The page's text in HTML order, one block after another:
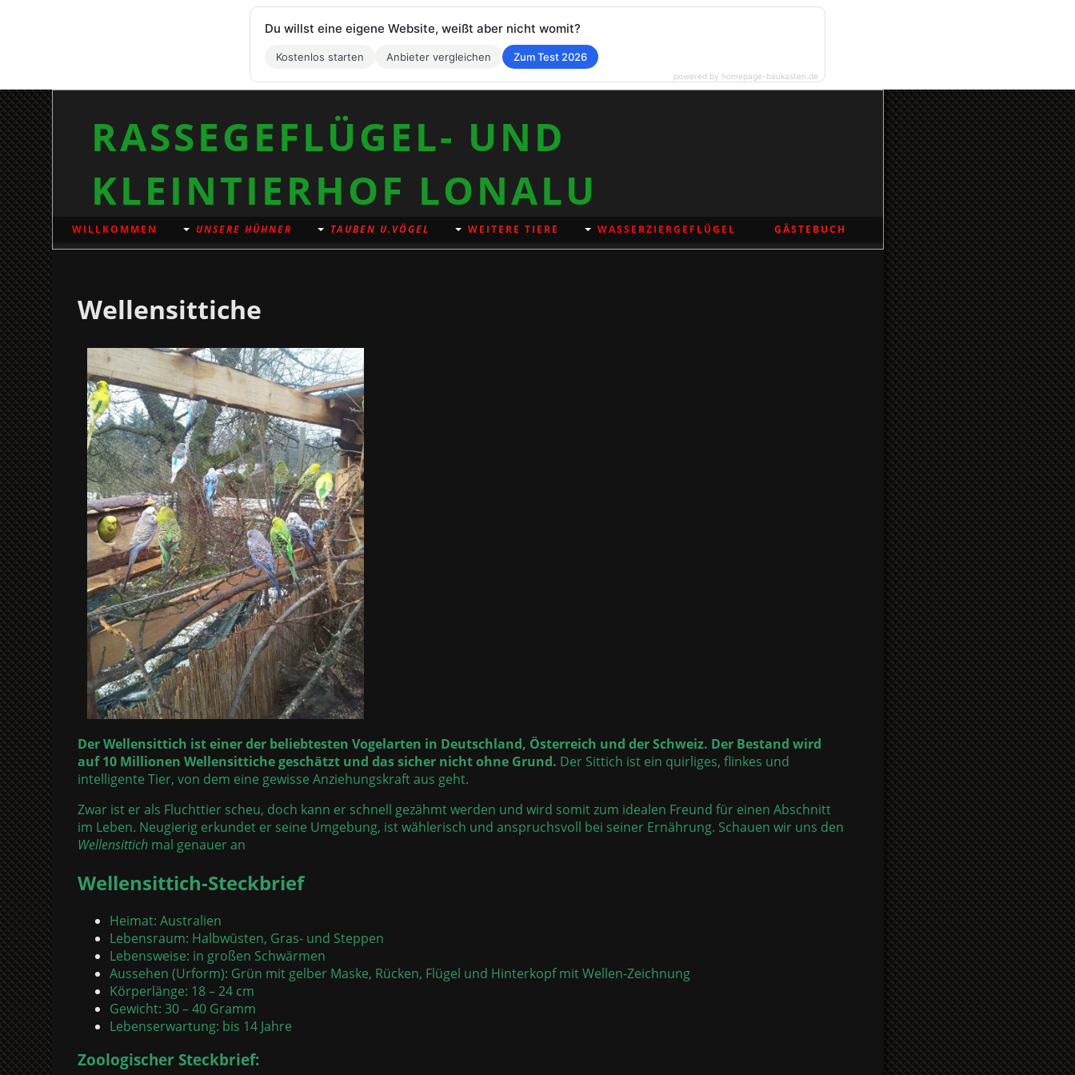
RASSEGEFLÜGEL- UND
KLEINTIERHOF LONALU
WILLKOMMEN UNSERE HÜHNER TAUBEN U.VÖGEL WEITERE TIERE WASSERZIERGEFLÜGEL GÄSTEBUCH
Wellensittiche
Der Wellensittich ist einer der beliebtesten Vogelarten in Deutschland, Österreich und der Schweiz. Der Bestand wird
auf 10 Millionen Wellensittiche geschätzt und das sicher nicht ohne Grund. Der Sittich ist ein quirliges, flinkes und
intelligente Tier, von dem eine gewisse Anziehungskraft aus geht.
Zwar ist er als Fluchttier scheu, doch kann er schnell gezähmt werden und wird somit zum idealen Freund für einen Abschnitt
im Leben. Neugierig erkundet er seine Umgebung, ist wählerisch und anspruchsvoll bei seiner Ernährung. Schauen wir uns den
Wellensittichmal genauer an
Wellensittich-Steckbrief
Heimat: Australien
Lebensraum: Halbwüsten, Gras- und Steppen
Lebensweise: in großen Schwärmen
Aussehen (Urform): Grün mit gelber Maske, Rücken, Flügel und Hinterkopf mit Wellen-Zeichnung
Körperlänge: 18 – 24 cm
Gewicht: 30 – 40 Gramm
Lebenserwartung: bis 14 Jahre
Zoologischer Steckbrief:
Du willst eine eigene Website, weißt aber nicht womit?
Kostenlos starten Anbieter vergleichen Zum Test 2026
powered by homepage-baukasten.de